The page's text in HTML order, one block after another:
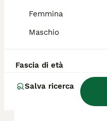
Femmina
Maschio
Fascia di età
Salva ricerca
Scottish Fold?
Quanti anni
Scottish?